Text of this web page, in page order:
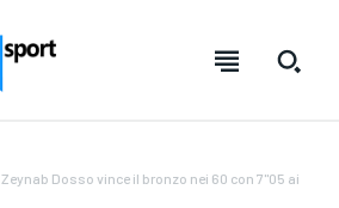
Zeynab Dosso vince il bronzo nei 60 con 7"05 ai